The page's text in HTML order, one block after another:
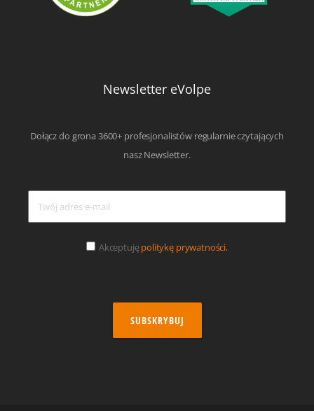
Newsletter eVolpe
Dołącz do grona 3600+ profesjonalistów regularnie czytających
nasz Newsletter.
Akceptujępolitykę prywatności.
SUBSKRYBUJ